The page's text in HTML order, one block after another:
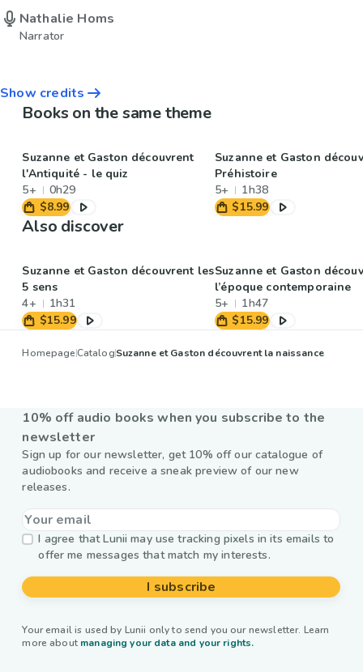
Nathalie Homs
Narrator
Show credits
Books on the same theme
Suzanne et Gaston découvrent
l'Antiquité - le quiz
5+
0h29
$8.99
Suzanne et Gaston
Préhistoire
5+
1h38
$15.99
Also discover
Suzanne et Gaston découvrent les
5 sens
4+
1h31
$15.99
Suzanne et Gaston
l’époque contemporaine
5+
1h47
$15.99
HomepageCatalogSuzanne et Gaston découvrent la naissance
10% off audio books when you subscribe to the
newsletter
Sign up for our newsletter, get 10% off our catalogue of
audiobooks and receive a sneak preview of our new
releases.
I agree that Lunii may use tracking pixels in its emails to
offer me messages that match my interests.
I subscribe
Your email is used by Lunii only to send you our newsletter. Learn
more about managing your data and your rights.